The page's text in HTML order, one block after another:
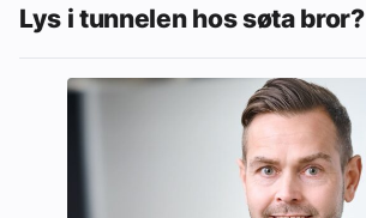
Lys i tunnelen hos søta bror?